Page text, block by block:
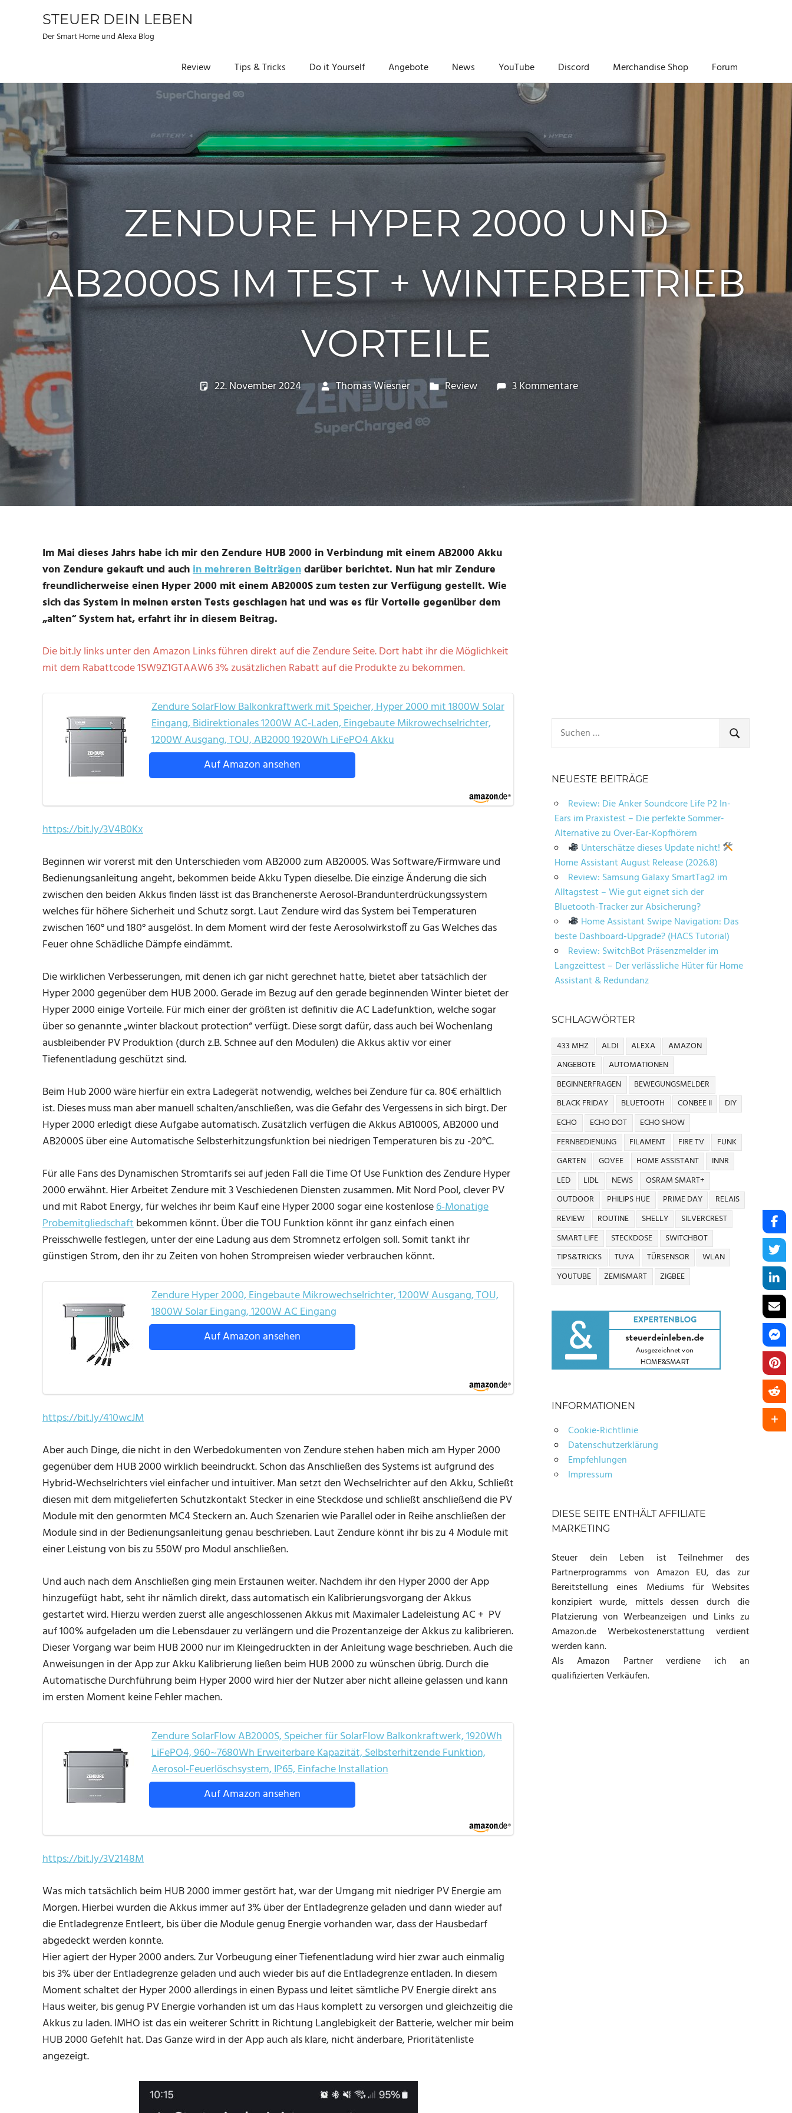
Zum
Inhalt
springen
STEUER DEIN LEBEN
Der Smart Home und Alexa Blog
Review Tips & Tricks Do it Yourself Angebote News YouTube Discord Merchandise Shop Forum
ZENDURE HYPER 2000 UND
AB2000S IM TEST + WINTERBETRIEB
VORTEILE
22. November 2024 Thomas Wiesner Review 3 Kommentare
Im Mai dieses Jahrs habe ich mir den Zendure HUB 2000 in Verbindung mit einem AB2000 Akku
von Zendure gekauft und auchin mehreren Beiträgendarüber berichtet. Nun hat mir Zendure
freundlicherweise einen Hyper 2000 mit einem AB2000S zum testen zur Verfügung gestellt. Wie
sich das System in meinen ersten Tests geschlagen hat und was es für Vorteile gegenüber dem
„alten“ System hat, erfahrt ihr in diesem Beitrag.
Die bit.ly links unter den Amazon Links führen direkt auf die Zendure Seite. Dort habt ihr die Möglichkeit
mit dem Rabattcode 1SW9Z1GTAAW6 3% zusätzlichen Rabatt auf die Produkte zu bekommen.
Zendure SolarFlow Balkonkraftwerk mit Speicher, Hyper 2000 mit 1800W Solar
Eingang, Bidirektionales 1200W AC-Laden, Eingebaute Mikrowechselrichter,
1200W Ausgang, TOU, AB2000 1920Wh LiFePO4 Akku
Auf Amazon ansehen
https://bit.ly/3V4B0Kx
Beginnen wir vorerst mit den Unterschieden vom AB2000 zum AB2000S. Was Software/Firmware und
Bedienungsanleitung angeht, bekommen beide Akku Typen dieselbe. Die einzige Änderung die sich
zwischen den beiden Akkus finden lässt ist das Branchenerste Aerosol-Brandunterdrückungssystem
welches für höhere Sicherheit und Schutz sorgt. Laut Zendure wird das System bei Temperaturen
zwischen 160° und 180° ausgelöst. In dem Moment wird der feste Aerosolwirkstoff zu Gas Welches das
Feuer ohne Schädliche Dämpfe eindämmt.
Die wirklichen Verbesserungen, mit denen ich gar nicht gerechnet hatte, bietet aber tatsächlich der
Hyper 2000 gegenüber dem HUB 2000. Gerade im Bezug auf den gerade beginnenden Winter bietet der
Hyper 2000 einige Vorteile. Für mich einer der größten ist definitiv die AC Ladefunktion, welche sogar
über so genannte „winter blackout protection“ verfügt. Diese sorgt dafür, dass auch bei Wochenlang
ausbleibender PV Produktion (durch z.B. Schnee auf den Modulen) die Akkus aktiv vor einer
Tiefenentladung geschützt sind.
Beim Hub 2000 wäre hierfür ein extra Ladegerät notwendig, welches bei Zendure für ca. 80€ erhältlich
ist. Dieses muss man aber manuell schalten/anschließen, was die Gefahr des Vergessens in sich birgt. Der
Hyper 2000 erledigt diese Aufgabe automatisch. Zusätzlich verfügen die Akkus AB1000S, AB2000 und
AB2000S über eine Automatische Selbsterhitzungsfunktion bei niedrigen Temperaturen bis zu -20°C.
Für alle Fans des Dynamischen Stromtarifs sei auf jeden Fall die Time Of Use Funktion des Zendure Hyper
2000 erwähnt. Hier Arbeitet Zendure mit 3 Veschiedenen Diensten zusammen. Mit Nord Pool, clever PV
und mit Rabot Energy, für welches ihr beim Kauf eine Hyper 2000 sogar eine kostenlose6-Monatige
Probemitgliedschaftbekommen könnt. Über die TOU Funktion könnt ihr ganz einfach einen
Preisschwelle festlegen, unter der eine Ladung aus dem Stromnetz erfolgen soll. Somit tankt ihr
günstigen Strom, den ihr zu Zeiten von hohen Strompreisen wieder verbrauchen könnt.
Zendure Hyper 2000, Eingebaute Mikrowechselrichter, 1200W Ausgang, TOU,
1800W Solar Eingang, 1200W AC Eingang
Auf Amazon ansehen
https://bit.ly/410wcJM
Aber auch Dinge, die nicht in den Werbedokumenten von Zendure stehen haben mich am Hyper 2000
gegenüber dem HUB 2000 wirklich beeindruckt. Schon das Anschließen des Systems ist aufgrund des
Hybrid-Wechselrichters viel einfacher und intuitiver. Man setzt den Wechselrichter auf den Akku, Schließt
diesen mit dem mitgelieferten Schutzkontakt Stecker in eine Steckdose und schließt anschließend die PV
Module mit den genormten MC4 Steckern an. Auch Szenarien wie Parallel oder in Reihe anschließen der
Module sind in der Bedienungsanleitung genau beschrieben. Laut Zendure könnt ihr bis zu 4 Module mit
einer Leistung von bis zu 550W pro Modul anschließen.
Und auch nach dem Anschließen ging mein Erstaunen weiter. Nachdem ihr den Hyper 2000 der App
hinzugefügt habt, seht ihr nämlich direkt, dass automatisch ein Kalibrierungsvorgang der Akkus
gestartet wird. Hierzu werden zuerst alle angeschlossenen Akkus mit Maximaler Ladeleistung AC + PV
auf 100% aufgeladen um die Lebensdauer zu verlängern und die Prozentanzeige der Akkus zu kalibrieren.
Dieser Vorgang war beim HUB 2000 nur im Kleingedruckten in der Anleitung wage beschrieben. Auch die
Anweisungen in der App zur Akku Kalibrierung ließen beim HUB 2000 zu wünschen übrig. Durch die
Automatische Durchführung beim Hyper 2000 wird hier der Nutzer aber nicht alleine gelassen und kann
im ersten Moment keine Fehler machen.
Zendure SolarFlow AB2000S, Speicher für SolarFlow Balkonkraftwerk, 1920Wh
LiFePO4, 960~7680Wh Erweiterbare Kapazität, Selbsterhitzende Funktion,
Aerosol-Feuerlöschsystem, IP65, Einfache Installation
Auf Amazon ansehen
https://bit.ly/3V2148M
Was mich tatsächlich beim HUB 2000 immer gestört hat, war der Umgang mit niedriger PV Energie am
Morgen. Hierbei wurden die Akkus immer auf 3% über der Entladegrenze geladen und dann wieder auf
die Entladegrenze Entleert, bis über die Module genug Energie vorhanden war, dass der Hausbedarf
abgedeckt werden konnte.
Hier agiert der Hyper 2000 anders. Zur Vorbeugung einer Tiefenentladung wird hier zwar auch einmalig
bis 3% über der Entladegrenze geladen und auch wieder bis auf die Entladegrenze entladen. In diesem
Moment schaltet der Hyper 2000 allerdings in einen Bypass und leitet sämtliche PV Energie direkt ans
Haus weiter, bis genug PV Energie vorhanden ist um das Haus komplett zu versorgen und gleichzeitig die
Akkus zu laden. IMHO ist das ein weiterer Schritt in Richtung Langlebigkeit der Batterie, welcher mir beim
HUB 2000 Gefehlt hat. Das Ganze wird in der App auch als klare, nicht änderbare, Prioritätenliste
angezeigt.
nach:
SUCHEN
NEUESTE BEITRÄGE
Review: Die Anker Soundcore Life P2 In-
Ears im Praxistest – Die perfekte Sommer-
Alternative zu Over-Ear-Kopfhörern
Unterschätze dieses Update nicht!
Home Assistant August Release (2026.8)
Review: Samsung Galaxy SmartTag2 im
Alltagstest – Wie gut eignet sich der
Bluetooth-Tracker zur Absicherung?
Home Assistant Swipe Navigation: Das
beste Dashboard-Upgrade? (HACS Tutorial)
Review: SwitchBot Präsenzmelder im
Langzeittest – Der verlässliche Hüter für Home
Assistant & Redundanz
SCHLAGWÖRTER
433 MHZ ALDI ALEXA
AMAZON
ANGEBOTE
AUTOMATIONEN
BEGINNERFRAGEN
BEWEGUNGSMELDER
BLACK FRIDAY
BLUETOOTH CONBEE II
DIY
ECHO
ECHO DOT
ECHO SHOW
FERNBEDIENUNG
FILAMENT FIRE TV
FUNK
GARTEN
GOVEE HOME ASSISTANT
INNR
LED
LIDL NEWS
OSRAM SMART+
OUTDOOR
PHILIPS HUE PRIME DAY
RELAIS
REVIEW
ROUTINE SHELLY
SILVERCREST
SMART LIFE
STECKDOSE
SWITCHBOT
TIPS&TRICKS
TUYA TÜRSENSOR
WLAN
YOUTUBE
ZEMISMART ZIGBEE
INFORMATIONEN
Cookie-Richtlinie
Datenschutzerklärung
Empfehlungen
Impressum
DIESE SEITE ENTHÄLT AFFILIATE
MARKETING
Steuer dein Leben ist Teilnehmer des
Partnerprogramms von Amazon EU, das zur
Bereitstellung eines Mediums für Websites
konzipiert wurde, mittels dessen durch die
Platzierung von Werbeanzeigen und Links zu
Amazon.de Werbekostenerstattung verdient
werden kann.
Als Amazon Partner verdiene ich an
qualifizierten Verkäufen.